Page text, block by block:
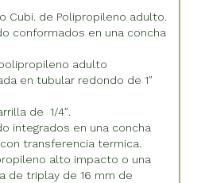
Cubi. de Polipropileno adulto.
conformados en una concha
adulto
en tubular redondo de 1″
de 1/4″.
integrados en una concha
transferencia termica.
alto impacto o una
de triplay de 16 mm de